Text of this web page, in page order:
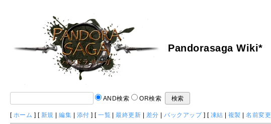
Pandorasaga Wiki*
AND検索 OR検索
[ ホーム ] [ 新規 |編集 添付 ] [一覧 |最終更新 差分 |バックアップ] [ 凍結 複製 |名前変更